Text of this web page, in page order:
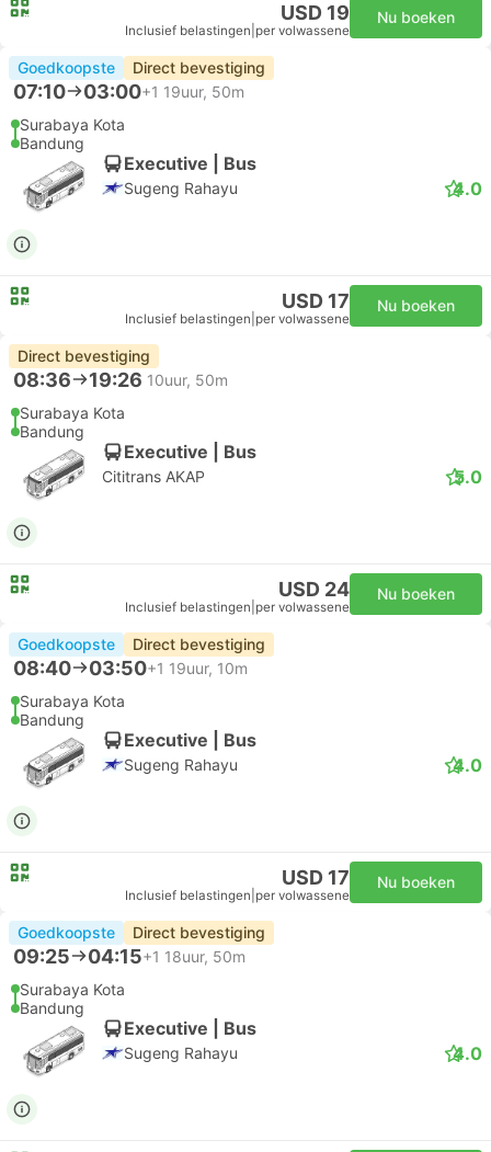
USD 19
Inclusief belastingen per volwassene
Nu boeken
Goedkoopste Direct bevestiging
07:10 03:00+1 19uur, 50m
Surabaya Kota
Bandung
Executive | Bus
Sugeng Rahayu 4.0
USD 17
Inclusief belastingen per volwassene
Nu boeken
Direct bevestiging
08:36 19:26 10uur, 50m
Surabaya Kota
Bandung
Executive | Bus
Cititrans AKAP 5.0
USD 24
Inclusief belastingen per volwassene
Nu boeken
Goedkoopste Direct bevestiging
08:40 03:50+1 19uur, 10m
Surabaya Kota
Bandung
Executive | Bus
Sugeng Rahayu 4.0
USD 17
Inclusief belastingen per volwassene
Nu boeken
Goedkoopste Direct bevestiging
09:25 04:15+1 18uur, 50m
Surabaya Kota
Bandung
Executive | Bus
Sugeng Rahayu 4.0